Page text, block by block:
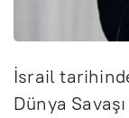
İsrail
Dünya